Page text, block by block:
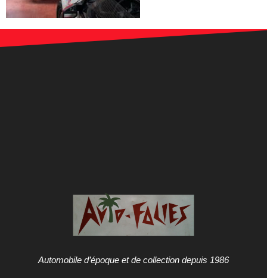
Automobile d’époque et de collection depuis 1986